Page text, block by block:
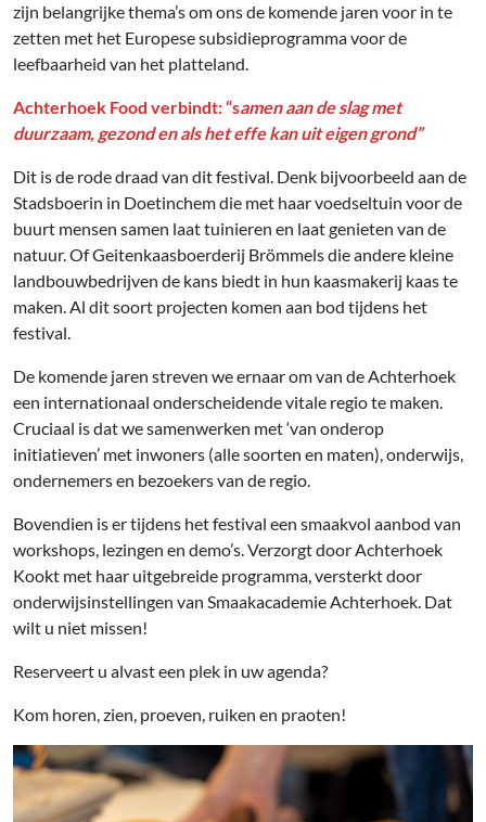
zijn belangrijke thema’s om ons de komende jaren voor in te
zetten met het Europese subsidieprogramma voor de
leefbaarheid van het platteland.
Achterhoek Food verbindt: “samen aan de slag met
duurzaam, gezond en als het effe kan uit eigen grond”
Dit is de rode draad van dit festival. Denk bijvoorbeeld aan de
Stadsboerin in Doetinchem die met haar voedseltuin voor de
buurt mensen samen laat tuinieren en laat genieten van de
natuur. Of Geitenkaasboerderij Brömmels die andere kleine
landbouwbedrijven de kans biedt in hun kaasmakerij kaas te
maken. Al dit soort projecten komen aan bod tijdens het
festival.
De komende jaren streven we ernaar om van de Achterhoek
een internationaal onderscheidende vitale regio te maken.
Cruciaal is dat we samenwerken met ‘van onderop
initiatieven’ met inwoners (alle soorten en maten), onderwijs,
ondernemers en bezoekers van de regio.
Bovendien is er tijdens het festival een smaakvol aanbod van
workshops, lezingen en demo’s. Verzorgt door Achterhoek
Kookt met haar uitgebreide programma, versterkt door
onderwijsinstellingen van Smaakacademie Achterhoek. Dat
wilt u niet missen!
Reserveert u alvast een plek in uw agenda?
Kom horen, zien, proeven, ruiken en praoten!